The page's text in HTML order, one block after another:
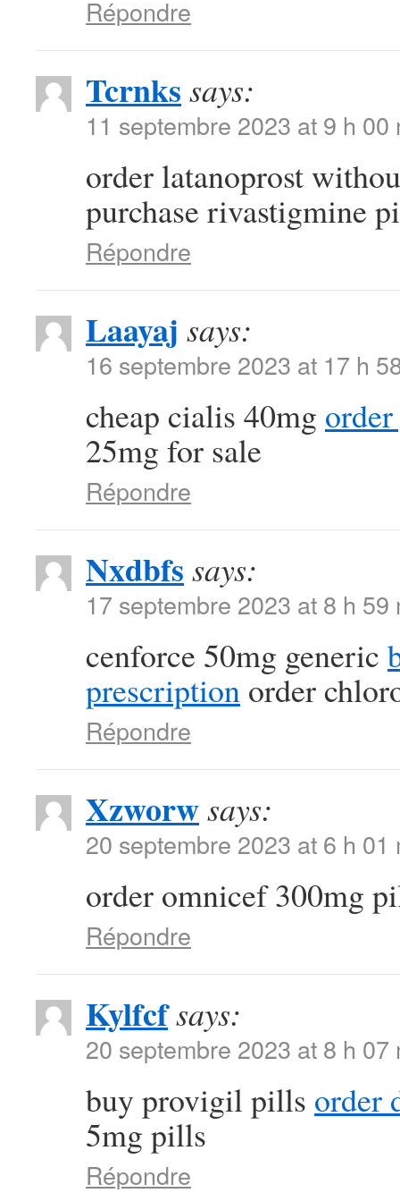
Répondre
Tcrnks says:
11 septembre 2023 at 9 h 00
order latanoprost
purchase rivastigmine
Répondre
Laayaj says:
16 septembre 2023 at 17 h
cheap cialis 40mg
25mg for sale
Répondre
Nxdbfs says:
17 septembre 2023 at 8 h 59
cenforce 50mg generic
prescription order
Répondre
Xzworwsays:
20 septembre 2023 at 6 h 01
order omnicef 300mg
Répondre
Kylfcfsays:
20 septembre 2023 at 8 h 07
buy provigil pills order
5mg pills
Répondre